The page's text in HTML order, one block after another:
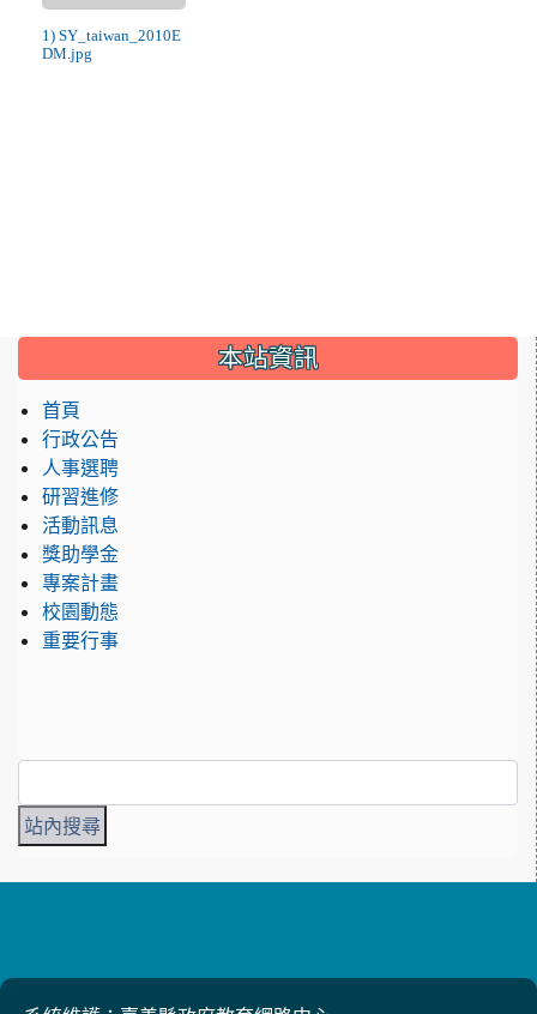
1) SY_taiwan_2010E
DM.jpg
::: 本站資訊
首頁
行政公告
人事選聘
研習進修
活動訊息
獎助學金
專案計畫
校園動態
重要行事